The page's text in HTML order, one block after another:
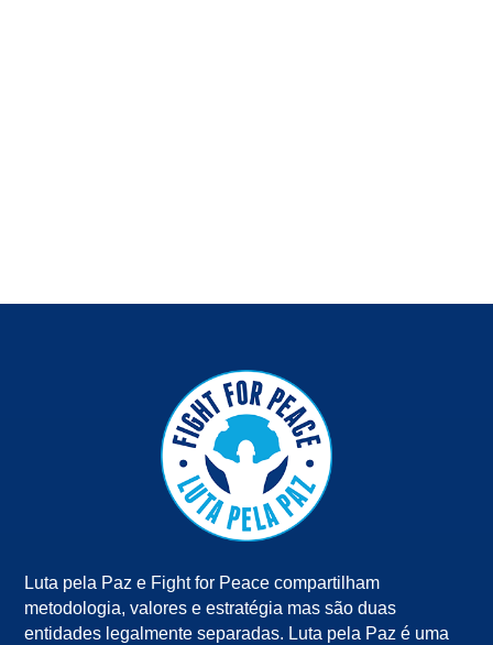
Luta pela Paz e Fight for Peace compartilham
metodologia, valores e estratégia mas são duas
entidades legalmente separadas. Luta pela Paz é uma